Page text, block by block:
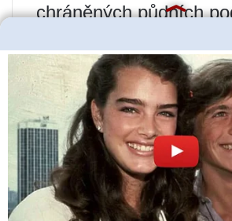
chráněných půdních
Bulletin of Agrarian
https://cyberleninka.ru/
yanie-vermikomposta-i-
podkormok-yodom-na-
produktivnost-ogurtsa-
usloviyah-